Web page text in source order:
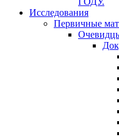
Исследования
Первичные